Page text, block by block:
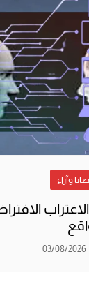
وآراء
03/08/2026